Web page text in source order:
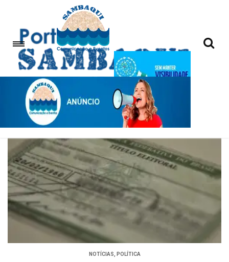
e-titulo
NOTÍCIAS, POLÍTICA